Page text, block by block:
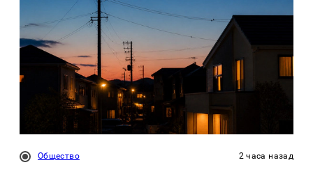
Общество 2 часа назад